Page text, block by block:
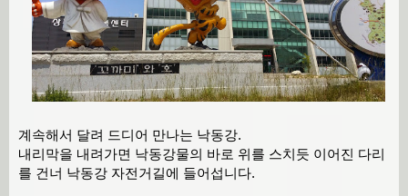
계속해서 달려 드디어 만나는 낙동강.
내리막을 내려가면 낙동강물의 바로 위를 스치듯 이어진 다리
를 건너 낙동강 자전거길에 들어섭니다.